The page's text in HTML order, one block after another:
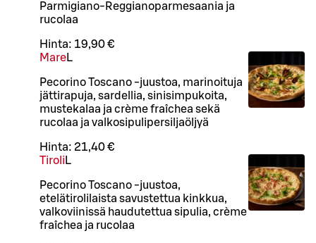
Parmigiano-Reggianoparmesaania ja
rucolaa
Hinta: 19,90 €
MareL
Pecorino Toscano -juustoa, marinoituja
jättirapuja, sardellia, sinisimpukoita,
mustekalaa ja crème fraîchea sekä
rucolaa ja valkosipulipersiljaöljyä
Hinta: 21,40 €
Tiroli L
Pecorino Toscano -juustoa,
etelätirolilaista savustettua kinkkua,
valkoviinissä haudutettua sipulia, crème
fraîchea ja rucolaa